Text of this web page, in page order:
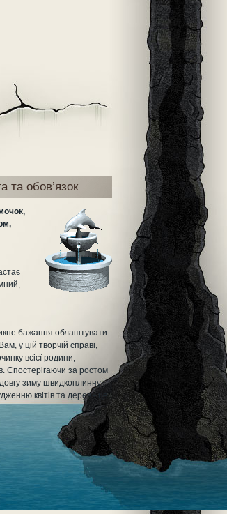
та обов’язок
бажання облаштувати
у цій творчій справі,
всієї родини,
Спостерігаючи за ростом
зиму швидкоплинну
квітів та дерев - це